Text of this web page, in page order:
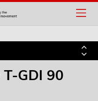
T-GDI 90